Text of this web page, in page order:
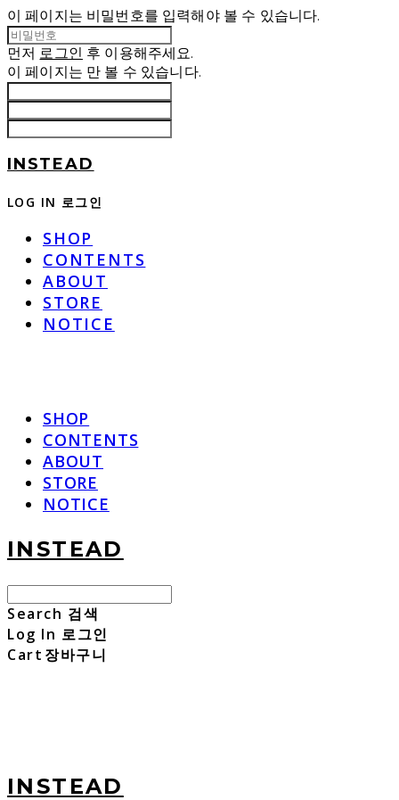
이 페이지는 비밀번호를 입력해야 볼 수 있습니다.
먼저 로그인 후 이용해주세요.
이 페이지는 만 볼 수 있습니다.
INSTEAD
LOG IN 로그인
SHOP
CONTENTS
ABOUT
STORE
NOTICE
SHOP
CONTENTS
ABOUT
STORE
NOTICE
INSTEAD
Search 검색
Log In 로그인
Cart 장바구니
INSTEAD